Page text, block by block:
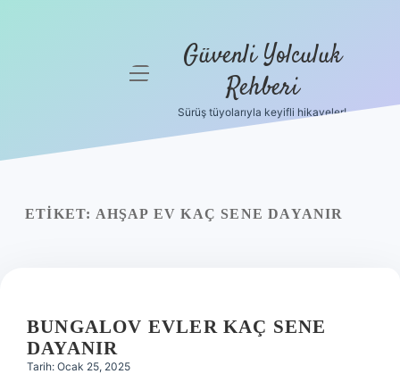
menüyü Güvenli Yolculuk
Rehberi
Sürüş tüyolarıyla keyifli hikayeler!
ETIKET: AHŞAP EV KAÇ SENE DAYANIR
BUNGALOV EVLER KAÇ SENE
DAYANIR
Tarih: Ocak 25, 2025